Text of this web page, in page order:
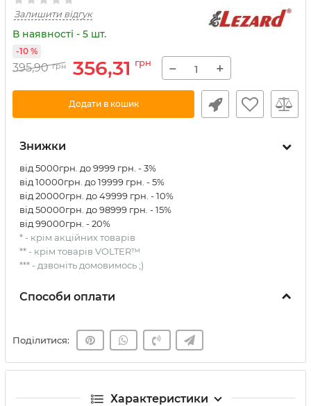
Залишити відгук
В наявності - 5 шт.
395,90 грн 356,31 грн
-10 %
− +
Додати в кошик
Знижки
від 5000грн. до 9999 грн. - 3%
від 10000грн. до 19999 грн. - 5%
від 20000грн. до 49999 грн. - 10%
від 50000грн. до 98999 грн. - 15%
від 99000грн. - 20%
* - крім акційних товарів
** - крім товарів VOLTER™
*** - дзвоніть домовимось ;)
Способи оплати
Поділитися:
Характеристики